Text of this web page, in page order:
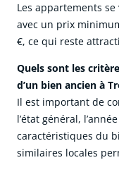
Les appartements
avec un prix
€, ce qui reste
Quels sont les
d’un bien ancien à
Il est important de
l’état général,
caractéristiques du
similaires locales